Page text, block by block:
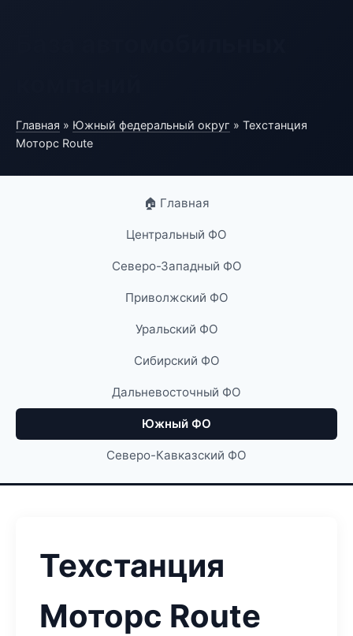
Главная » Южный федеральный округ » Техстанция
Моторс Route
🏠 Главная
Центральный ФО
Северо-Западный ФО
Приволжский ФО
Уральский ФО
Сибирский ФО
Дальневосточный ФО
Южный ФО
Северо-Кавказский ФО
Техстанция
Моторс Route